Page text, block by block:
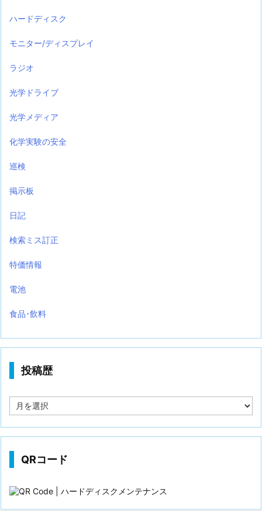
ハードディスク
モニター/ディスプレイ
ラジオ
光学ドライブ
光学メディア
化学実験の安全
巡検
掲示板
日記
検索ミス訂正
特価情報
電池
食品･飲料
投稿歴
稿
QRコード